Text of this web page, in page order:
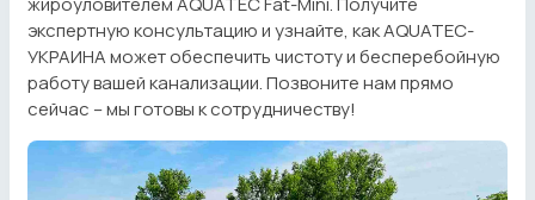
экспертную консультацию и узнайте, как AQUATEC-
УКРАИНА может обеспечить чистоту и бесперебойную
работу вашей канализации. Позвоните нам прямо
сейчас – мы готовы к сотрудничеству!